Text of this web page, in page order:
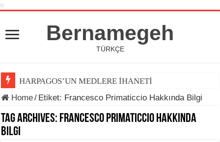
Bernamegeh
TÜRKÇE
HARPAGOS’UN MEDLERE İHANETİ
Home/ Etiket: Francesco Primaticcio Hakkında Bilgi
Tag Archives: Francesco Primaticcio Hakkında
Bilgi